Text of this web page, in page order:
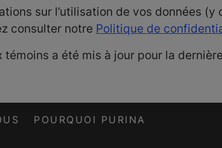
sur l’utilisation de vos données
consulter notre Politique de
a été mis à jour pour la
POURQUOI PURINA